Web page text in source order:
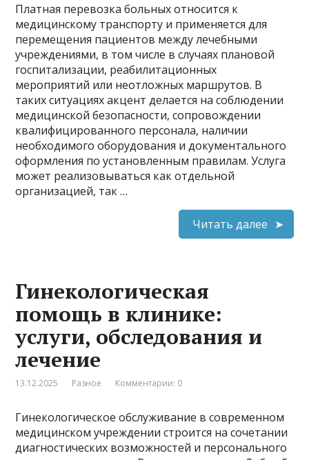
Платная перевозка больных относится к
медицинскому транспорту и применяется для
перемещения пациентов между лечебными
учреждениями, в том числе в случаях плановой
госпитализации, реабилитационных
мероприятий или неотложных маршрутов. В
таких ситуациях акцент делается на соблюдении
медицинской безопасности, сопровождении
квалифицированного персонала, наличии
необходимого оборудования и документального
оформления по установленным правилам. Услуга
может реализовываться как отдельной
организацией, так …
Читать далее
Гинекологическая
помощь в клинике:
услуги, обследования и
лечение
13.12.2025 Разное Комментарии: 0
Гинекологическое обслуживание в современном
медицинском учреждении строится на сочетании
диагностических возможностей и персонального